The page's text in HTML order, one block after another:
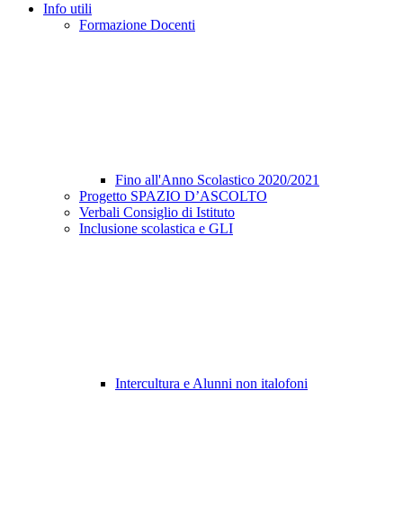
Info utili
Formazione Docenti
Fino all'Anno Scolastico 2020/2021
Progetto SPAZIO D’ASCOLTO
Verbali Consiglio di Istituto
Inclusione scolastica e GLI
Intercultura e Alunni non italofoni